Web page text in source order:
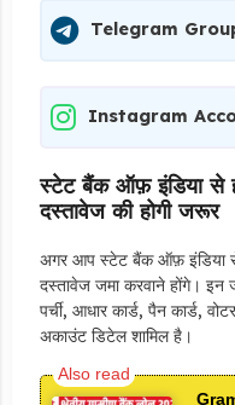
Telegram
Instagram
स्टेट बैंक ऑफ़ इंडिया से
दस्तावेज की होगी जरूर
अगर आप स्टेट बैंक ऑफ़ इंडिया
दस्तावेज जमा करवाने होंगे। इन
पर्ची, आधार कार्ड, पैन कार्ड,
अकाउंट डिटेल शामिल है।